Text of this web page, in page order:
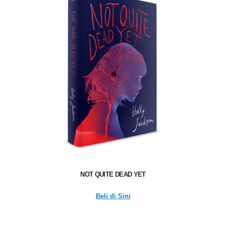
NOT QUITE DEAD YET
Beli di Sini